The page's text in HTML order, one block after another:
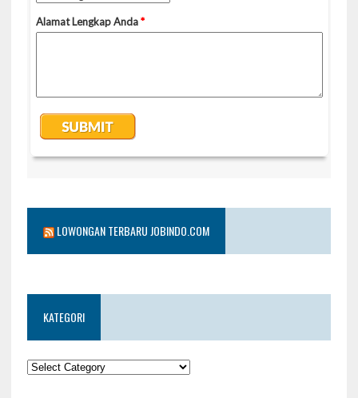
LOWONGAN TERBARU JOBINDO.COM
KATEGORI
KATEGORI